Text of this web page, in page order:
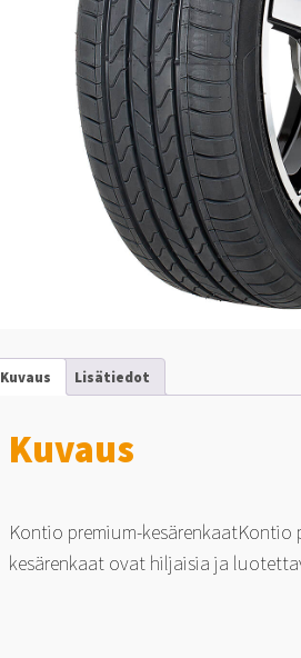
Kuvaus Lisätiedot
Kuvaus
Kontio premium-
kesärenkaat ovat hiljaisia ja